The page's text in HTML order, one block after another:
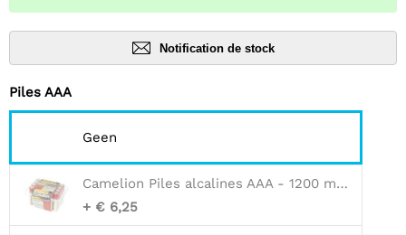
Notification de stock
Piles AAA
Geen
Camelion Piles alcalines AAA - 1200 mah - 24 pièces
+ € 6,25